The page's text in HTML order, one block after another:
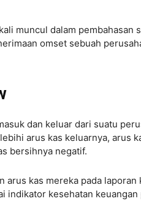
muncul dalam pembahasan
omset sebuah
dan keluar dari suatu
arus kas keluarnya, arus
bersihnya negatif.
arus kas mereka pada
indikator kesehatan